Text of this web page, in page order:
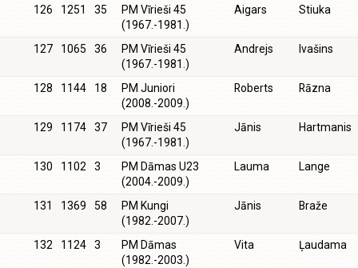
126 1251 35
PM Vīrieši 45
(1967.-1981.)
Aigars Stiuka
127 1065 36
PM Vīrieši 45
(1967.-1981.)
Andrejs Ivašins
128 1144 18
PM Juniori
(2008.-2009.)
Roberts Rāzna
129 1174 37
PM Vīrieši 45
(1967.-1981.)
Jānis Hartmanis
130 1102 3
PM Dāmas U23
(2004.-2009.)
Lauma Lange
131 1369 58
PM Kungi
(1982.-2007.)
Jānis Braže
132 1124 3
PM Dāmas
(1982.-2003.)
Vita Ļaudama